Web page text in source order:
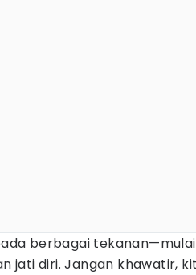
berbagai tekanan—mulai
jati diri. Jangan khawatir,